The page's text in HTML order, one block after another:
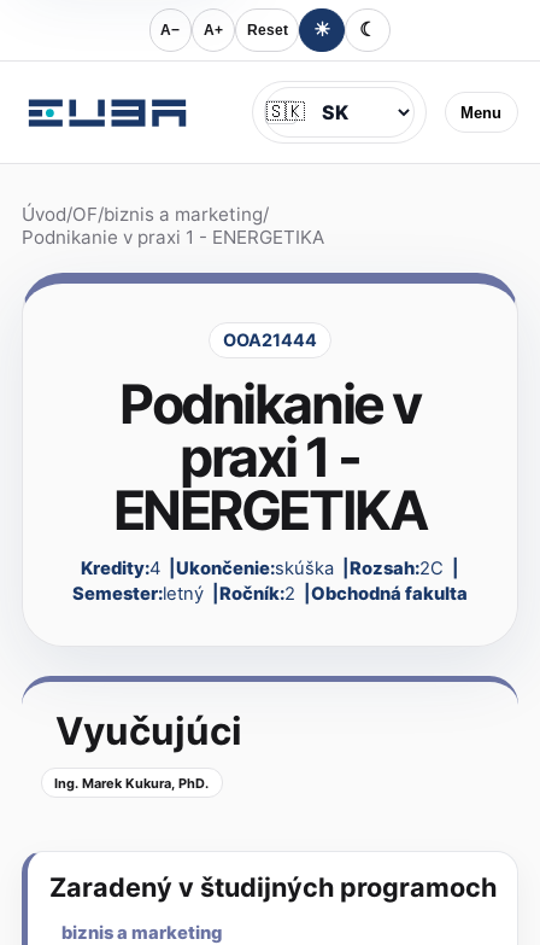
A− A+ Reset ☀ ☾
Menu
Jazyk
🇸🇰
Úvod/OF/biznis a marketing/
Podnikanie v praxi 1 - ENERGETIKA
OOA21444
Podnikanie v
praxi 1 -
ENERGETIKA
Kredity:4 Ukončenie:skúška Rozsah:2C
Semester:letný Ročník:2 Obchodná fakulta
Vyučujúci
Ing. Marek Kukura, PhD.
Zaradený v študijných programoch
biznis a marketing